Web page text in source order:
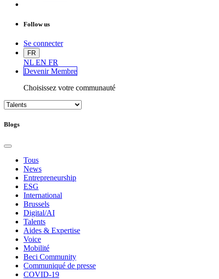
Follow us
Se connecter
FR
NL EN FR
Devenir Membre
Choisissez votre communauté
Blogs
Tous
News
Entrepreneurship
ESG
International
Brussels
Digital/AI
Talents
Aides & Expertise
Voice
Mobilité
Beci Community
Communiqué de presse
COVID-19